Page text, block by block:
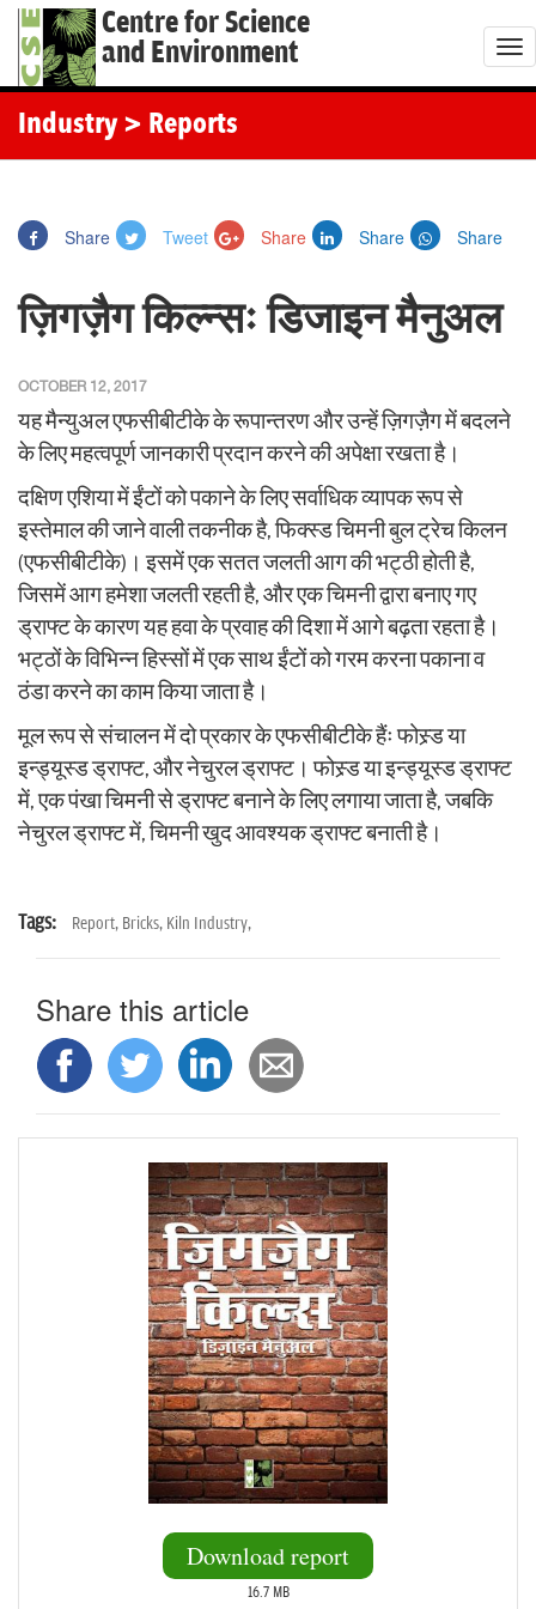
Centre for Science
and Environment
T
o
Industry > Reports
Share Tweet Share Share Share
ज़िगज़ैग किल्न्सः डिजाइन मैनुअल
OCTOBER 12, 2017
यह मैन्युअल एफसीबीटीके के रूपान्तरण और उन्हें ज़िगज़ैग में बदलने
के लिए महत्वपूर्ण जानकारी प्रदान करने की अपेक्षा रखता है।
दक्षिण एशिया में ईंटों को पकाने के लिए सर्वाधिक व्यापक रूप से
इस्तेमाल की जाने वाली तकनीक है, फिक्स्ड चिमनी बुल ट्रेच किलन
(एफसीबीटीके)। इसमें एक सतत जलती आग की भट्ठी होती है,
जिसमें आग हमेशा जलती रहती है, और एक चिमनी द्वारा बनाए गए
ड्राफ्ट के कारण यह हवा के प्रवाह की दिशा में आगे बढ़ता रहता है।
भट्ठों के विभिन्न हिस्सों में एक साथ ईंटों को गरम करना पकाना व
ठंडा करने का काम किया जाता है।
मूल रूप से संचालन में दो प्रकार के एफसीबीटीके हैंः फोस्र्ड या
इन्ड्यूस्ड ड्राफ्ट, और नेचुरल ड्राफ्ट। फोस्र्ड या इन्ड्यूस्ड ड्राफ्ट
में, एक पंखा चिमनी से ड्राफ्ट बनाने के लिए लगाया जाता है, जबकि
नेचुरल ड्राफ्ट में, चिमनी खुद आवश्यक ड्राफ्ट बनाती है।
Tags: Report, Bricks, Kiln Industry,
Share this article
Download report
16.7 MB